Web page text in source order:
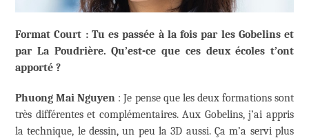
Format Court : Tu es passée à la fois par les Gobelins et
par La Poudrière. Qu’est-ce que ces deux écoles t’ont
apporté ?
Phuong Mai Nguyen : Je pense que les deux formations sont
très différentes et complémentaires. Aux Gobelins, j’ai appris
la technique, le dessin, un peu la 3D aussi. Ça m’a servi plus